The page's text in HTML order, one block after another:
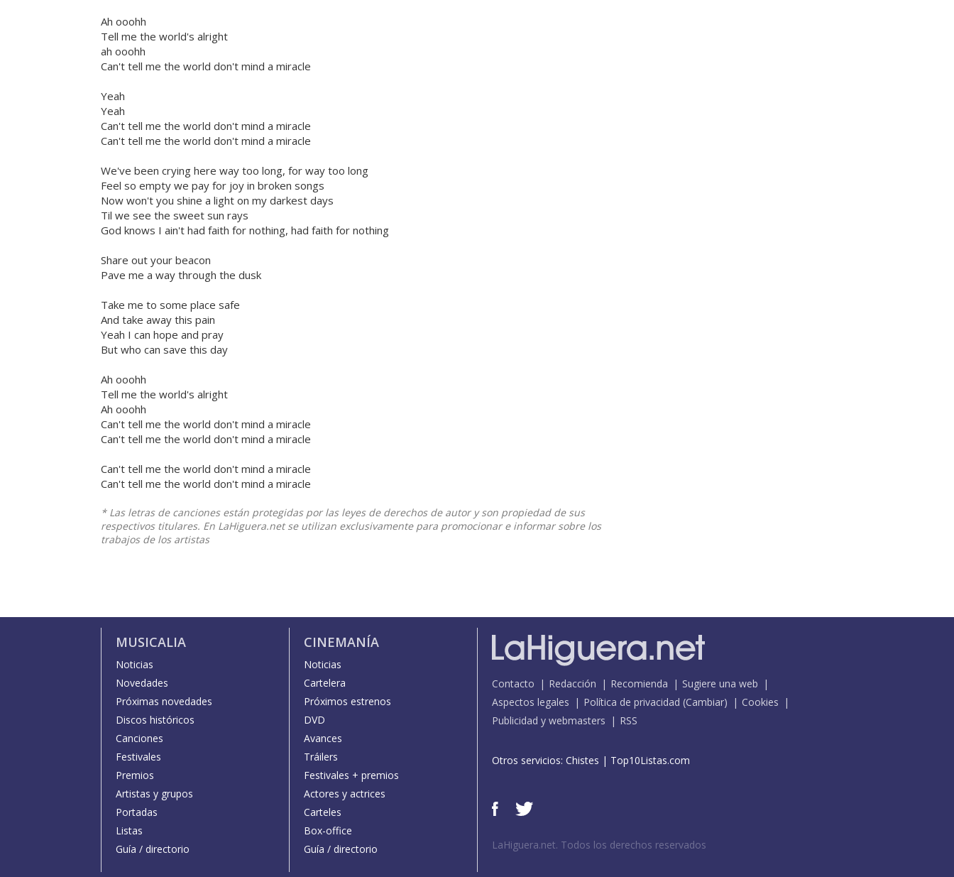
Ah ooohh
Tell me the world's alright
ah ooohh
Can't tell me the world don't mind a miracle
Yeah
Yeah
Can't tell me the world don't mind a miracle
Can't tell me the world don't mind a miracle
We've been crying here way too long, for way too long
Feel so empty we pay for joy in broken songs
Now won't you shine a light on my darkest days
Til we see the sweet sun rays
God knows I ain't had faith for nothing, had faith for nothing
Share out your beacon
Pave me a way through the dusk
Take me to some place safe
And take away this pain
Yeah I can hope and pray
But who can save this day
Ah ooohh
Tell me the world's alright
Ah ooohh
Can't tell me the world don't mind a miracle
Can't tell me the world don't mind a miracle
Can't tell me the world don't mind a miracle
Can't tell me the world don't mind a miracle
* Las letras de canciones están protegidas por las leyes de derechos de autor y son propiedad de sus
respectivos titulares. En LaHiguera.net se utilizan exclusivamente para promocionar e informar sobre los
trabajos de los artistas
MUSICALIA
Noticias
Novedades
Próximas novedades
Discos históricos
Canciones
Festivales
Premios
Artistas y grupos
Portadas
Listas
Guía / directorio
CINEMANÍA
Noticias
Cartelera
Próximos estrenos
DVD
Avances
Tráilers
Festivales + premios
Actores y actrices
Carteles
Box-office
Guía / directorio
Contacto Redacción Recomienda
Sugiere una web
Aspectos legales
Política de privacidad (Cambiar)
Cookies
Publicidad y webmasters
RSS
Otros servicios: Chistes | Top10Listas.com
LaHiguera.net. Todos los derechos reservados